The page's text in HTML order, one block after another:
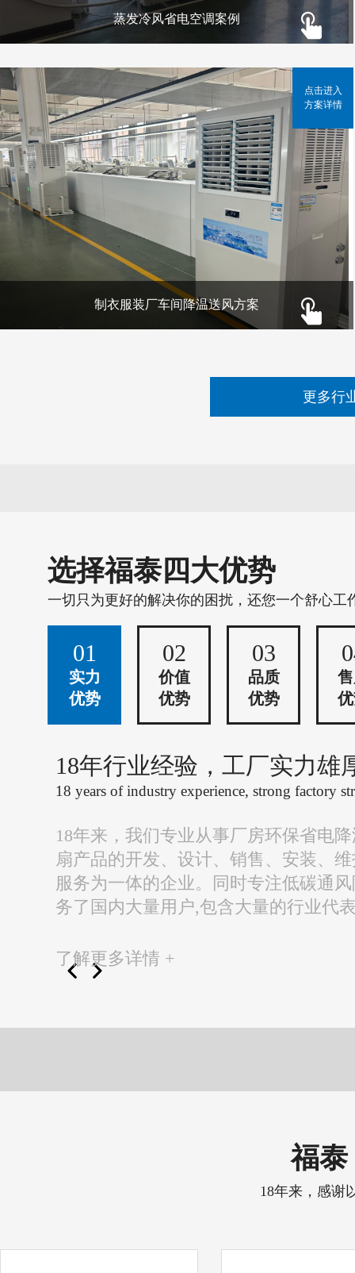
蒸发冷风省电空调案例
制衣服装厂车间降温送风方案
点击进入
方案详情
更多行
选择福泰四大优势
一切只为更好的解决你的困扰，还您一个舒心工
01
实力
优势
02
价值
优势
03
品质
优势
18年行业经验，工厂实力雄
18 years of industry experience, strong factory
18年来，我们专业从事厂房环保省电
扇产品的开发、设计、销售、安装、
服务为一体的企业。同时专注低碳通
务了国内大量用户,包含大量的行业代
了解更多详情 +
福泰
18年来，感谢